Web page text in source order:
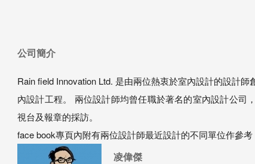
公司簡介
Rain field Innovation Ltd. 是由兩位熱衷於室內設計的設計
內設計工程。 兩位設計師均曾任職於著名的室內設計公司
視台及報章的採訪。
face book專頁內附有兩位設計師最近設計的不同單位作參考
凌偉傑